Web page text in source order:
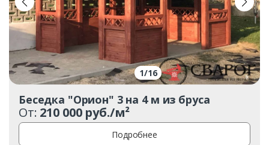
1/16
Беседка "Орион" 3 на 4 м из бруса
От: 210 000 руб./м²
Подробнее